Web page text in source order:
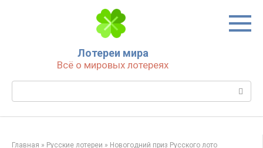
Лотереи мира
Всё о мировых лотереях
Поиск:
Главная » Русские лотереи » Новогодний приз Русского лото